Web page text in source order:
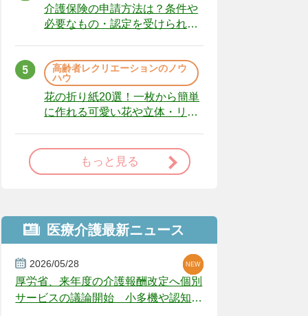
介護保険の申請方法は？条件や
必要なもの・認定を受けられな
高齢者レクリエーションのノウ
ハウ
花の折り紙20選！一枚から簡単
に作れる可愛い花や立体・リー
もっと見る
医療介護最新ニュース
2026/05/28
厚労省、来年度の介護報酬改定へ個別
サービスの議論開始 小多機や認知症
NEW
NEW
NEW